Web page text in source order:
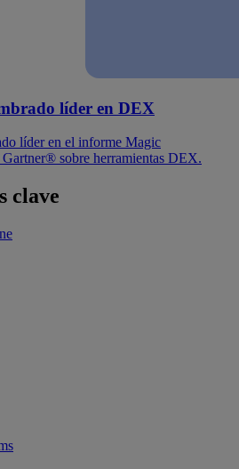
líder en DEX
líder en el informe Magic
sobre herramientas DEX.
clave